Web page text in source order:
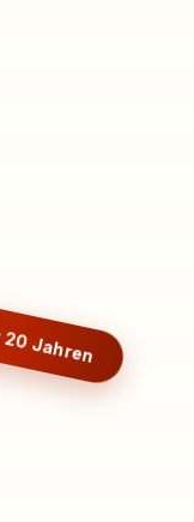
Jahren